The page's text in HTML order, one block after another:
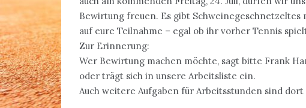
Bewirtung freuen. Es gibt
auf eure Teilnahme – egal ob ihr vorher Tennis
Zur Erinnerung:
Wer Bewirtung machen möchte, sagt bitte Frank
oder trägt sich in unsere Arbeitsliste ein.
Auch weitere Aufgaben für Arbeitsstunden sind